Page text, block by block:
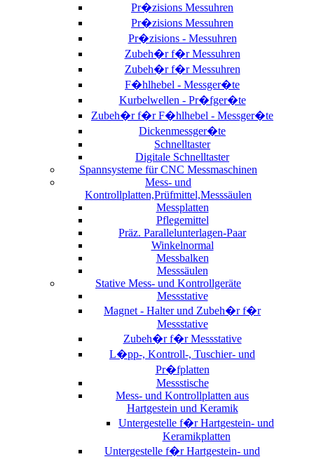
Pr�zisions Messuhren
Pr�zisions Messuhren
Pr�zisions - Messuhren
Zubeh�r f�r Messuhren
Zubeh�r f�r Messuhren
F�hlhebel - Messger�te
Kurbelwellen - Pr�fger�te
Zubeh�r f�r F�hlhebel - Messger�te
Dickenmessger�te
Schnelltaster
Digitale Schnelltaster
Spannsysteme für CNC Messmaschinen
Mess- und
Kontrollplatten,Prüfmittel,Messsäulen
Messplatten
Pflegemittel
Präz. Parallelunterlagen-Paar
Winkelnormal
Messbalken
Messsäulen
Stative Mess- und Kontrollgeräte
Messstative
Magnet - Halter und Zubeh�r f�r
Messstative
Zubeh�r f�r Messstative
L�pp-, Kontroll-, Tuschier- und
Pr�fplatten
Messstische
Mess- und Kontrollplatten aus
Hartgestein und Keramik
Untergestelle f�r Hartgestein- und
Keramikplatten
Untergestelle f�r Hartgestein- und